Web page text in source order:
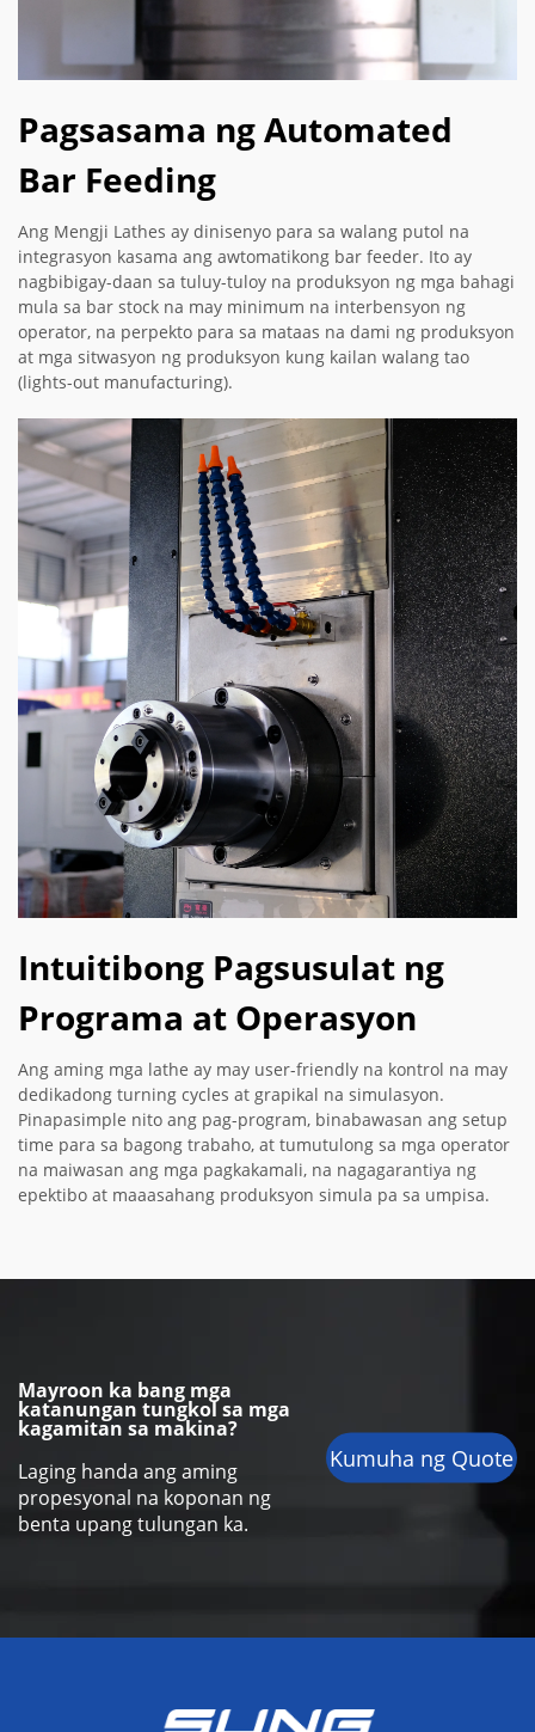
Pagsasama ng Automated
Bar Feeding
Ang Mengji Lathes ay dinisenyo para sa walang putol na
integrasyon kasama ang awtomatikong bar feeder. Ito ay
nagbibigay-daan sa tuluy-tuloy na produksyon ng mga bahagi
mula sa bar stock na may minimum na interbensyon ng
operator, na perpekto para sa mataas na dami ng produksyon
at mga sitwasyon ng produksyon kung kailan walang tao
(lights-out manufacturing).
Intuitibong Pagsusulat ng
Programa at Operasyon
Ang aming mga lathe ay may user-friendly na kontrol na may
dedikadong turning cycles at grapikal na simulasyon.
Pinapasimple nito ang pag-program, binabawasan ang setup
time para sa bagong trabaho, at tumutulong sa mga operator
na maiwasan ang mga pagkakamali, na nagagarantiya ng
epektibo at maaasahang produksyon simula pa sa umpisa.
Mayroon ka bang mga
katanungan tungkol sa mga
kagamitan sa makina?
Laging handa ang aming
propesyonal na koponan ng
benta upang tulungan ka.
Kumuha ng Quote